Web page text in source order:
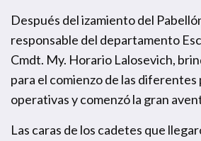
Después del izamiento del
responsable del departamento
Cmdt. My. Horario Lalosevich,
para el comienzo de las diferentes
operativas y comenzó la gran
Las caras de los cadetes que